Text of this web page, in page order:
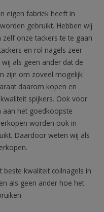
eigen fabriek heeft in
gebruikt. Hebben wij
onze tackers te te gaan
en rol nagels zeer
als geen ander dat de
zijn om zoveel mogelijk
daarom kopen en
spijkers. Ook voor
aan het goedkoopste
worden ook in
Daardoor weten wij als
kwaliteit coilnagels in
als geen ander hoe het